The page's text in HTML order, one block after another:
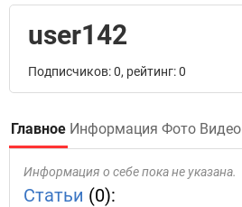
user142
Подписчиков: 0, рейтинг: 0
Главное Информация Фото Видео
Информация о себе пока не указана.
Статьи (0):